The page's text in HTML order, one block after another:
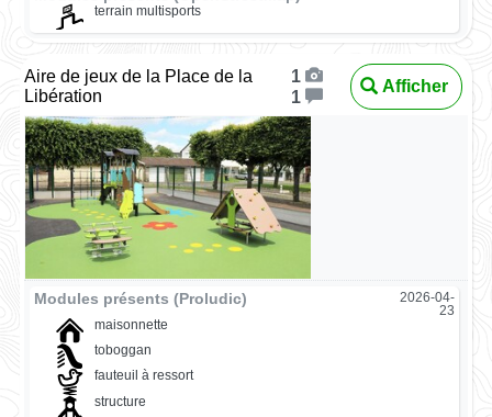
terrain multisports
Aire de jeux de la Place de la
Libération
1
1
Afficher
Modules présents (Proludic)
2026-04-
23
maisonnette
toboggan
fauteuil à ressort
structure